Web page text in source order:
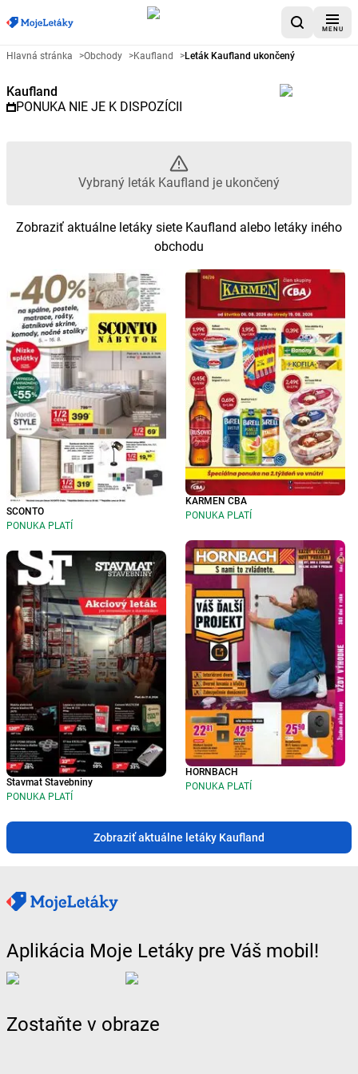
MENU
Reklamný leták Kaufland -
Hlavná stránka >Obchody >Kaufland >Leták Kaufland ukončený
Kaufland
PONUKA NIE JE K DISPOZÍCII
Vybraný leták Kaufland je ukončený
Zobraziť aktuálne letáky siete Kaufland alebo letáky iného
obchodu
SCONTO
PONUKA PLATÍ
Stavmat Stavebniny
PONUKA PLATÍ
KARMEN CBA
PONUKA PLATÍ
HORNBACH
PONUKA PLATÍ
Zobraziť aktuálne letáky Kaufland
Aplikácia Moje Letáky pre Váš mobil!
Zostaňte v obraze